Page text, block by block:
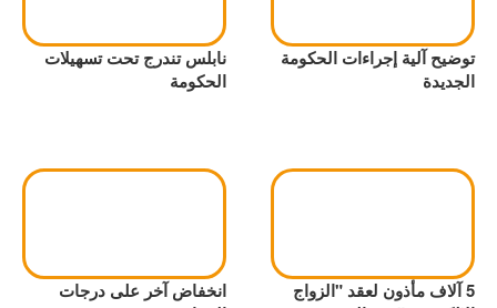
توضيح آلية إجراءات الحكومة
الجديدة
نابلس تندرج تحت تسهيلات
الحكومة
5 آلاف مأذون لعقد "الزواج
انخفاض آخر على درجات